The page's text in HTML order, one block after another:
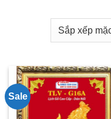
Sale